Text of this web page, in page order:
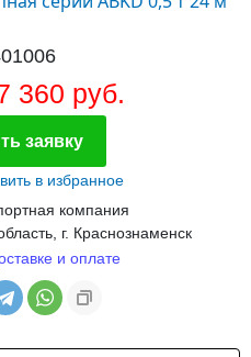
360 руб.
заявку
в избранное
компания
г. Краснознаменск
и оплате